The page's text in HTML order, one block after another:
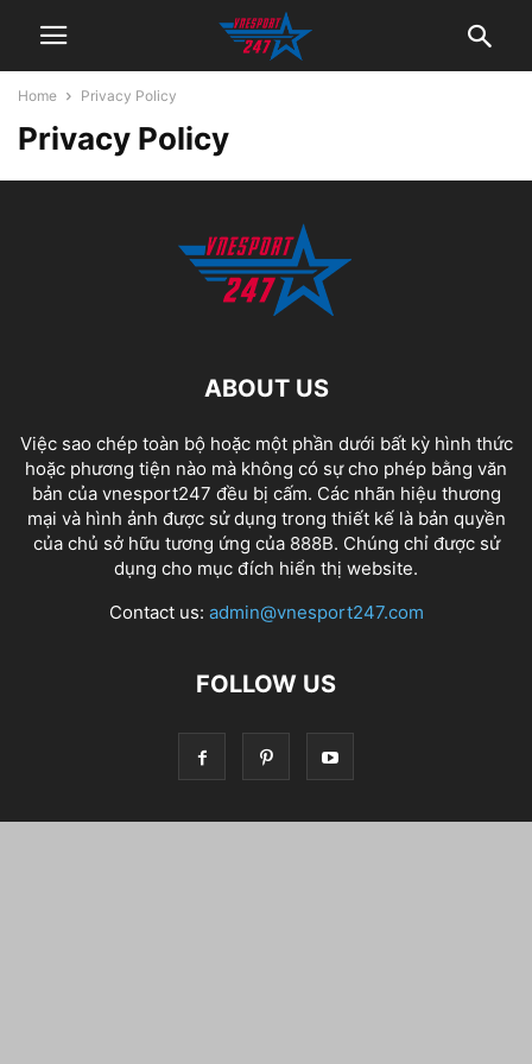
Home Privacy Policy
Privacy Policy
ABOUT US
Việc sao chép toàn bộ hoặc một phần dưới bất kỳ hình thức
hoặc phương tiện nào mà không có sự cho phép bằng văn
bản của vnesport247 đều bị cấm. Các nhãn hiệu thương
mại và hình ảnh được sử dụng trong thiết kế là bản quyền
của chủ sở hữu tương ứng của 888B. Chúng chỉ được sử
dụng cho mục đích hiển thị website.
Contact us: admin@vnesport247.com
FOLLOW US